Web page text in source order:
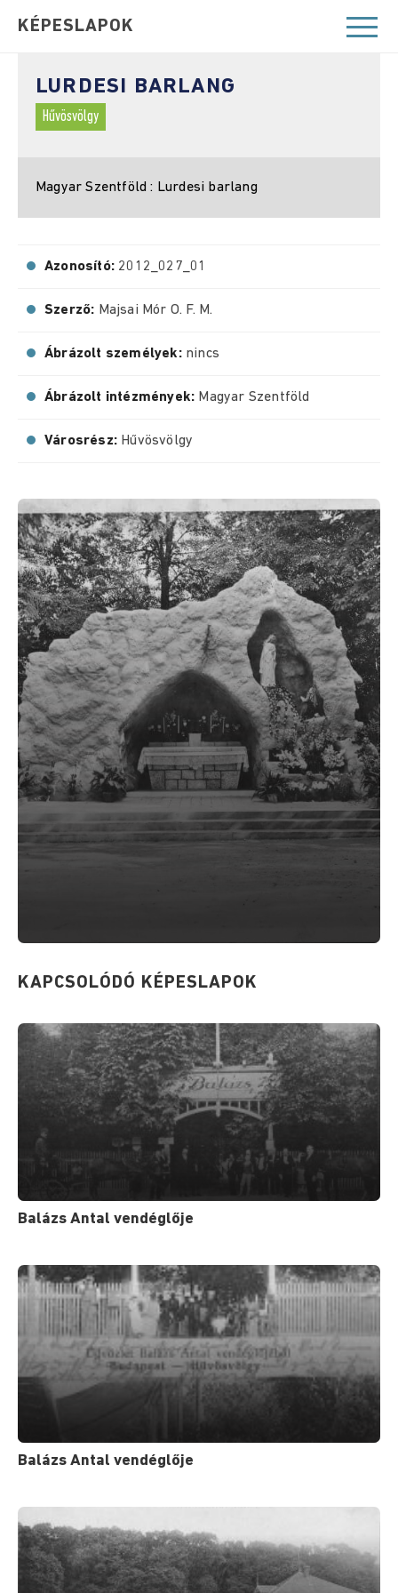
KÉPESLAPOK
LURDESI BARLANG
Hűvösvölgy
Magyar Szentföld : Lurdesi barlang
Azonosító: 2012_027_01
Szerző: Majsai Mór O. F. M.
Ábrázolt személyek: nincs
Ábrázolt intézmények: Magyar Szentföld
Városrész: Hűvösvölgy
KAPCSOLÓDÓ KÉPESLAPOK
Balázs Antal vendéglője
Balázs Antal vendéglője